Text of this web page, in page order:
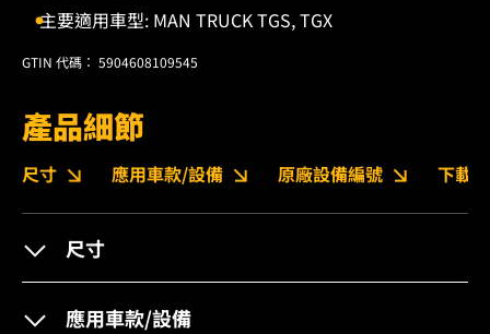
主要適用車型: MAN TRUCK TGS, TGX
GTIN 代碼： 5904608109545
產品細節
尺寸 應用車款/設備 原廠設備編號 下載
尺寸
應用車款/設備